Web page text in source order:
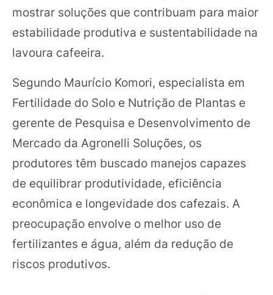
mostrar soluções que contribuam para maior
estabilidade produtiva e sustentabilidade na
lavoura cafeeira.
Segundo Maurício Komori, especialista em
Fertilidade do Solo e Nutrição de Plantas e
gerente de Pesquisa e Desenvolvimento de
Mercado da Agronelli Soluções, os
produtores têm buscado manejos capazes
de equilibrar produtividade, eficiência
econômica e longevidade dos cafezais. A
preocupação envolve o melhor uso de
fertilizantes e água, além da redução de
riscos produtivos.